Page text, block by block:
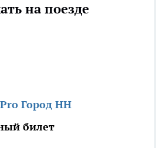
на поезде
Город НН
билет